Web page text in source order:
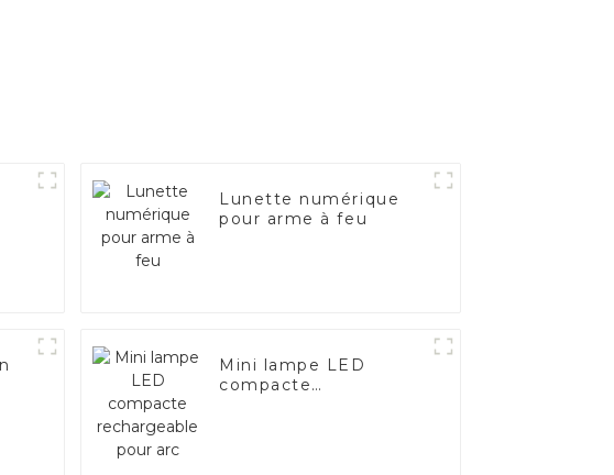
Lunette numérique
pour arme à feu
Mini lampe LED
compacte